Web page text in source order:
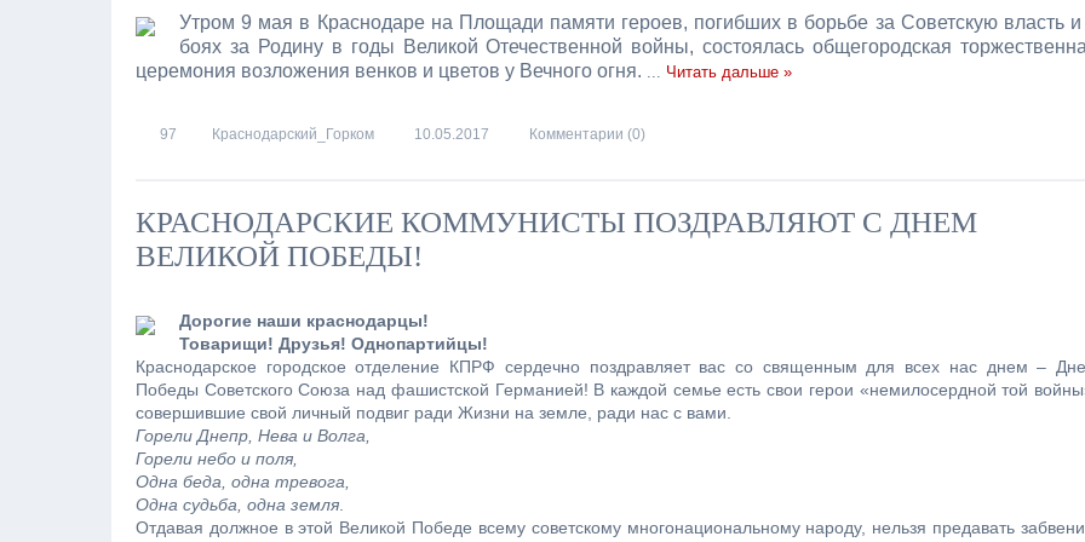
Утром 9 мая в Краснодаре на Площади памяти героев, погибших в борьбе за Советскую власть и
боях за Родину в годы Великой Отечественной войны, состоялась общегородская
церемония возложения венков и цветов у Вечного огня. ... Читать дальше »
97 Краснодарский_Горком 10.05.2017 Комментарии (0)
КРАСНОДАРСКИЕ КОММУНИСТЫ ПОЗДРАВЛЯЮТ С ДНЕМ
ВЕЛИКОЙ ПОБЕДЫ!
Дорогие наши краснодарцы!
Товарищи! Друзья! Однопартийцы!
Краснодарское городское отделение КПРФ сердечно поздравляет вас со священным для всех нас днем –
Победы Советского Союза над фашистской Германией! В каждой семье есть свои герои «немилосердной той
совершившие свой личный подвиг ради Жизни на земле, ради нас с вами.
Горели Днепр, Нева и Волга,
Горели небо и поля,
Одна беда, одна тревога,
Одна судьба, одна земля
Отдавая должное в этой Великой Победе всему советскому многонациональному народу, нельзя предавать